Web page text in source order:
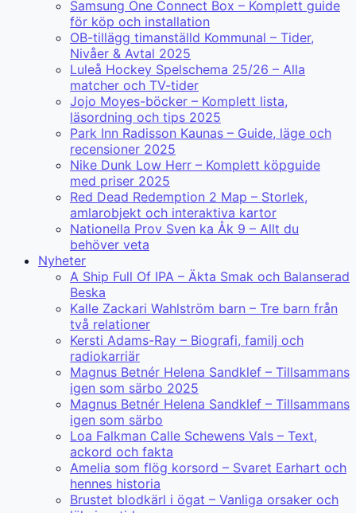
Samsung One Connect Box – Komplett guide
för köp och installation
OB-tillägg timanställd Kommunal – Tider,
Nivåer & Avtal 2025
Luleå Hockey Spelschema 25/26 – Alla
matcher och TV-tider
Jojo Moyes-böcker – Komplett lista,
läsordning och tips 2025
Park Inn Radisson Kaunas – Guide, läge och
recensioner 2025
Nike Dunk Low Herr – Komplett köpguide
med priser 2025
Red Dead Redemption 2 Map – Storlek,
amlarobjekt och interaktiva kartor
Nationella Prov Sven ka Åk 9 – Allt du
behöver veta
Nyheter
A Ship Full Of IPA – Äkta Smak och Balanserad
Beska
Kalle Zackari Wahlström barn – Tre barn från
två relationer
Kersti Adams-Ray – Biografi, familj och
radiokarriär
Magnus Betnér Helena Sandklef – Tillsammans
igen som särbo 2025
Magnus Betnér Helena Sandklef – Tillsammans
igen som särbo
Loa Falkman Calle Schewens Vals – Text,
ackord och fakta
Amelia som flög korsord – Svaret Earhart och
hennes historia
Brustet blodkärl i ögat – Vanliga orsaker och